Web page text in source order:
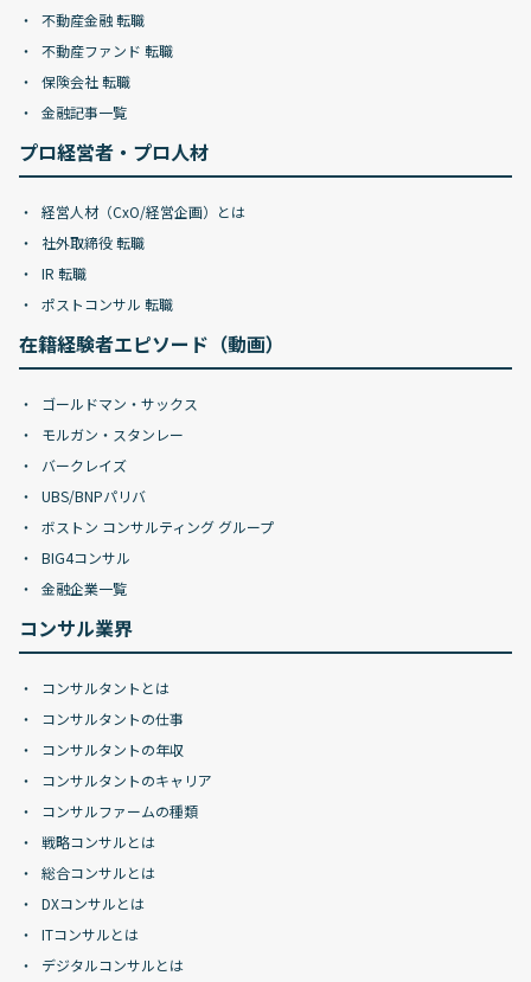
不動産金融 転職
不動産ファンド 転職
保険会社 転職
金融記事一覧
プロ経営者・プロ人材
経営人材（CxO/経営企画）とは
社外取締役 転職
IR 転職
ポストコンサル 転職
在籍経験者エピソード（動画）
ゴールドマン・サックス
モルガン・スタンレー
バークレイズ
UBS/BNPパリバ
ボストン コンサルティング グループ
BIG4コンサル
金融企業一覧
コンサル業界
コンサルタントとは
コンサルタントの仕事
コンサルタントの年収
コンサルタントのキャリア
コンサルファームの種類
戦略コンサルとは
総合コンサルとは
DXコンサルとは
ITコンサルとは
デジタルコンサルとは